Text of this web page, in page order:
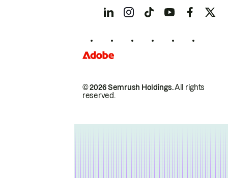
© 2026 Semrush Holdings.All rights
reserved.